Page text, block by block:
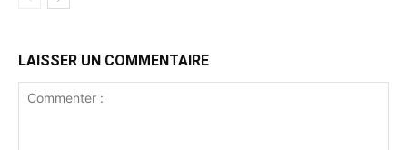
LAISSER UN COMMENTAIRE